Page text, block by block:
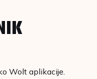
Wolt aplikacije.